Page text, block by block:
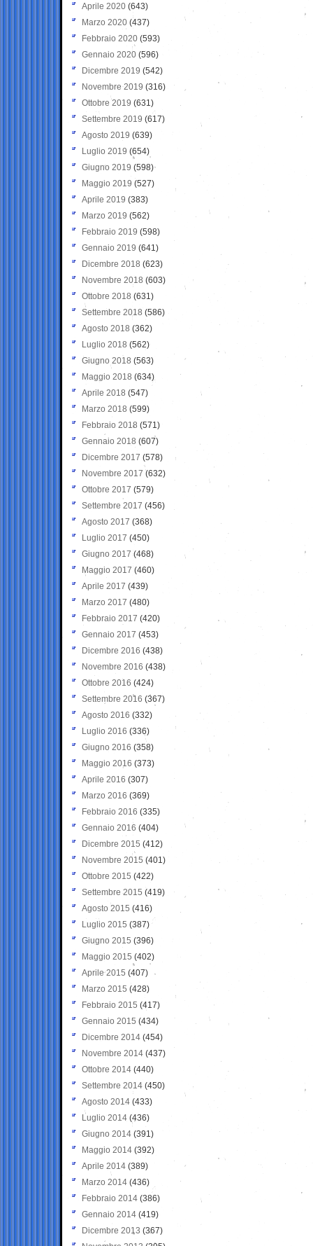
Aprile 2020 (643)
Marzo 2020 (437)
Febbraio 2020 (593)
Gennaio 2020 (596)
Dicembre 2019 (542)
Novembre 2019 (316)
Ottobre 2019 (631)
Settembre 2019 (617)
Agosto 2019 (639)
Luglio 2019 (654)
Giugno 2019 (598)
Maggio 2019 (527)
Aprile 2019 (383)
Marzo 2019 (562)
Febbraio 2019 (598)
Gennaio 2019 (641)
Dicembre 2018 (623)
Novembre 2018 (603)
Ottobre 2018 (631)
Settembre 2018 (586)
Agosto 2018 (362)
Luglio 2018 (562)
Giugno 2018 (563)
Maggio 2018 (634)
Aprile 2018 (547)
Marzo 2018 (599)
Febbraio 2018 (571)
Gennaio 2018 (607)
Dicembre 2017 (578)
Novembre 2017 (632)
Ottobre 2017 (579)
Settembre 2017 (456)
Agosto 2017 (368)
Luglio 2017 (450)
Giugno 2017 (468)
Maggio 2017 (460)
Aprile 2017 (439)
Marzo 2017 (480)
Febbraio 2017 (420)
Gennaio 2017 (453)
Dicembre 2016 (438)
Novembre 2016 (438)
Ottobre 2016 (424)
Settembre 2016 (367)
Agosto 2016 (332)
Luglio 2016 (336)
Giugno 2016 (358)
Maggio 2016 (373)
Aprile 2016 (307)
Marzo 2016 (369)
Febbraio 2016 (335)
Gennaio 2016 (404)
Dicembre 2015 (412)
Novembre 2015 (401)
Ottobre 2015 (422)
Settembre 2015 (419)
Agosto 2015 (416)
Luglio 2015 (387)
Giugno 2015 (396)
Maggio 2015 (402)
Aprile 2015 (407)
Marzo 2015 (428)
Febbraio 2015 (417)
Gennaio 2015 (434)
Dicembre 2014 (454)
Novembre 2014 (437)
Ottobre 2014 (440)
Settembre 2014 (450)
Agosto 2014 (433)
Luglio 2014 (436)
Giugno 2014 (391)
Maggio 2014 (392)
Aprile 2014 (389)
Marzo 2014 (436)
Febbraio 2014 (386)
Gennaio 2014 (419)
Dicembre 2013 (367)